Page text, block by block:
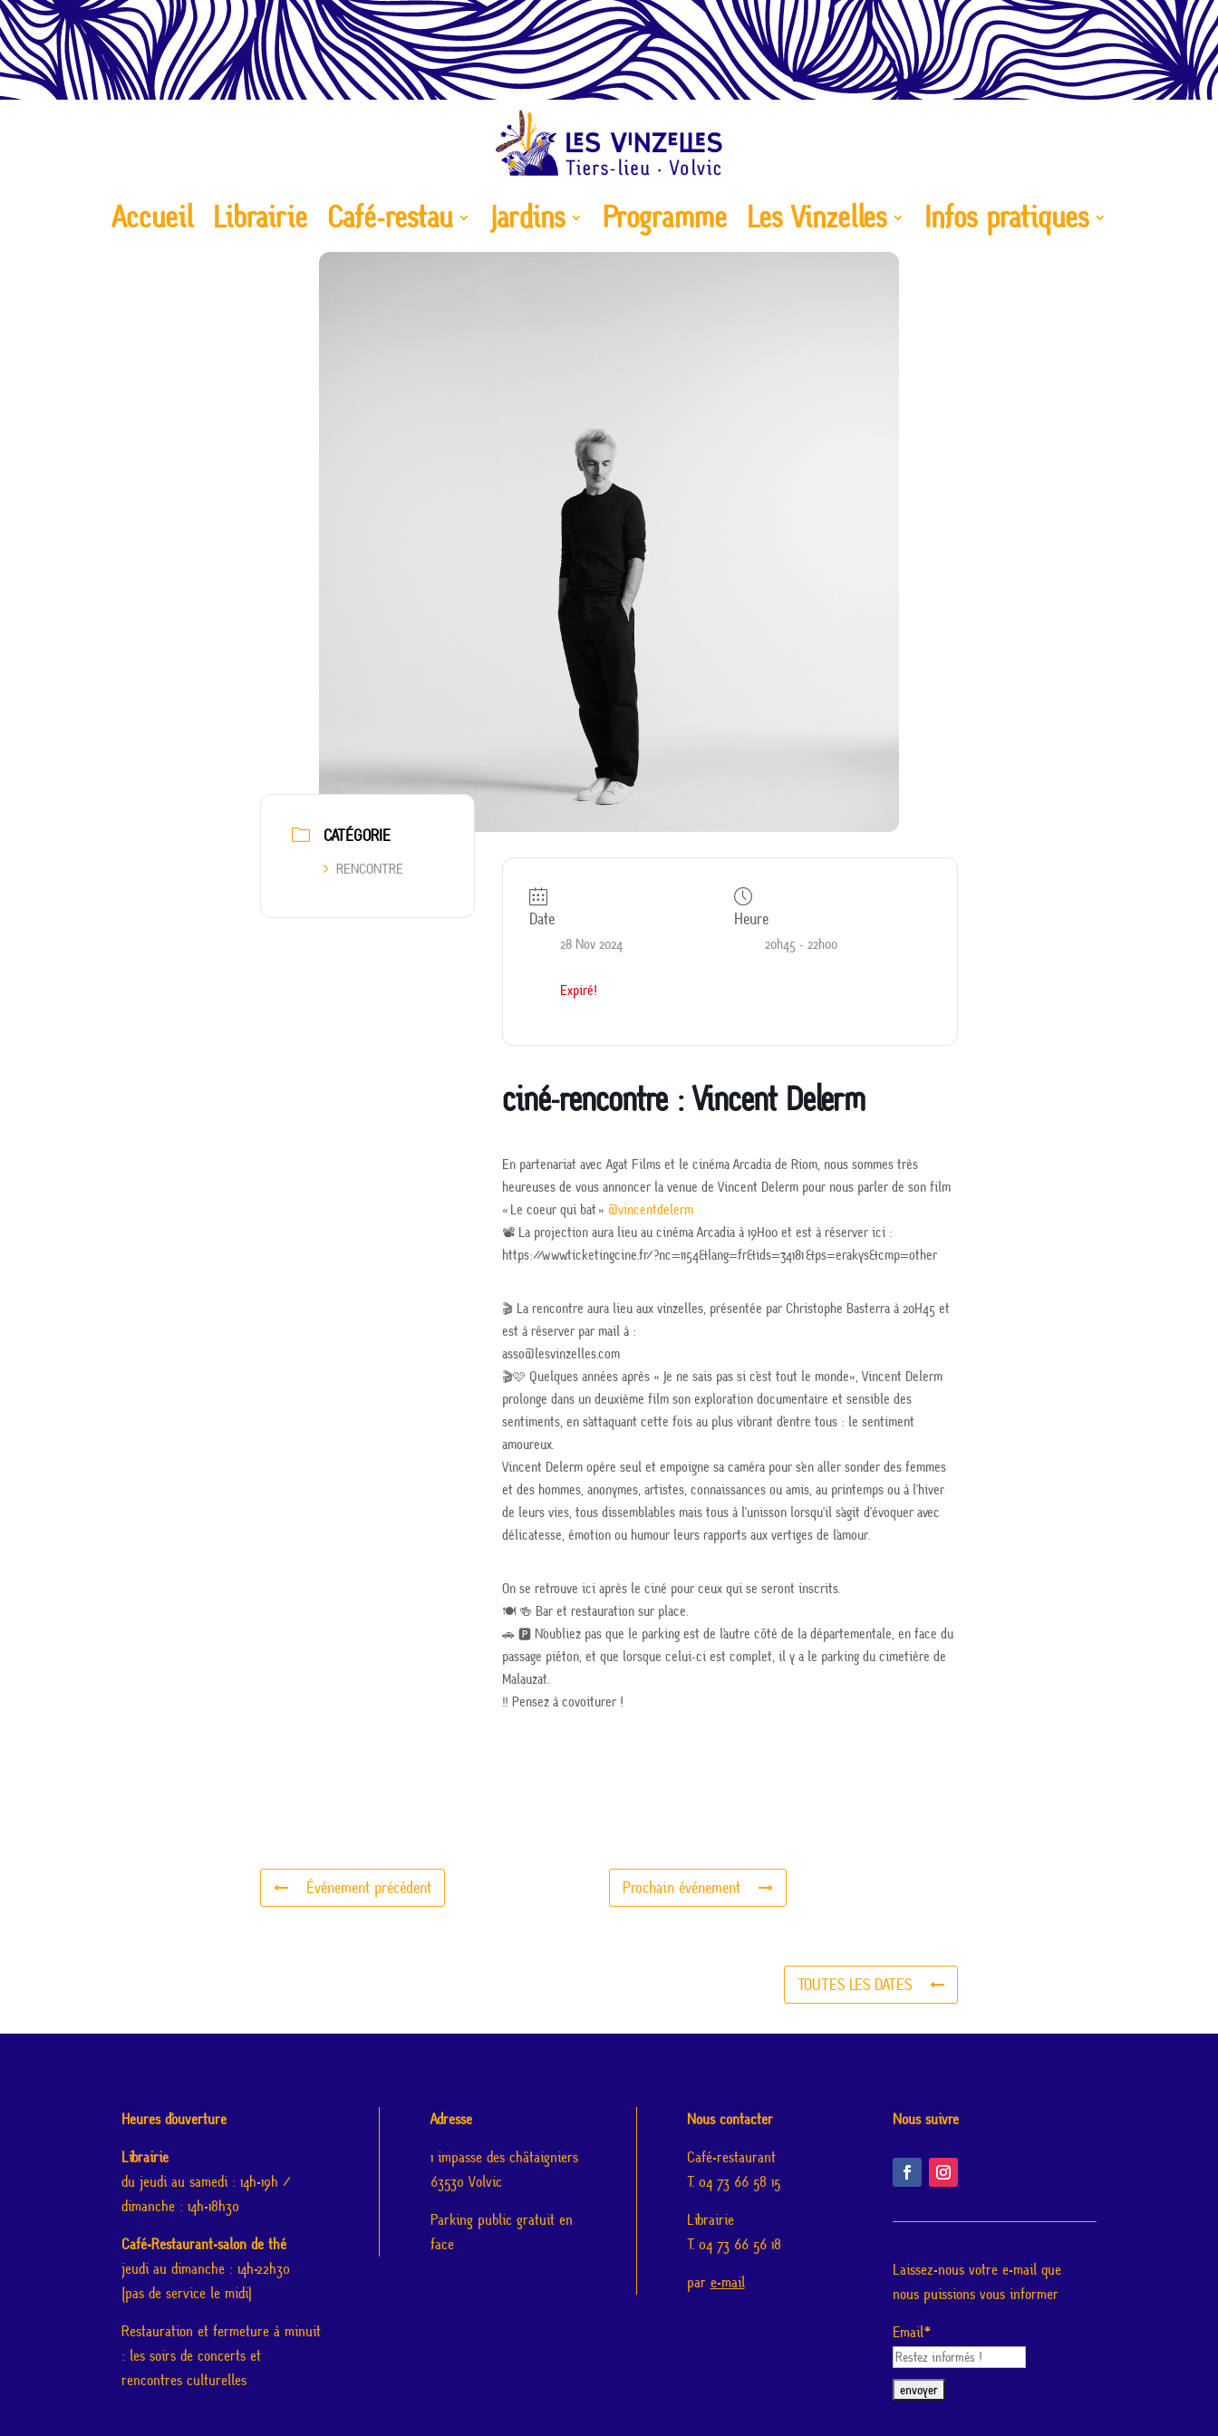
Accueil Librairie Café-restau Jardins Programme Les Vinzelles Infos pratiques
CATÉGORIE
RENCONTRE
Date
28 Nov 2024
Expiré!
Heure
20h45 - 22h00
ciné-rencontre : Vincent Delerm
En partenariat avec Agat Films et le cinéma Arcadia de Riom, nous sommes très
heureuses de vous annoncer la venue de Vincent Delerm pour nous parler de son film
« Le coeur qui bat » @vincentdelerm
📽 La projection aura lieu au cinéma Arcadia à 19H00 et est à réserver ici :
https://www.ticketingcine.fr/?nc=1154&lang=fr&ids=34181&ps=erakys&cmp=other
🎬 La rencontre aura lieu aux vinzelles, présentée par Christophe Basterra à 20H45 et
est à réserver par mail à :
asso@lesvinzelles.com
🎬🩷 Quelques années après « Je ne sais pas si c’est tout le monde», Vincent Delerm
prolonge dans un deuxième film son exploration documentaire et sensible des
sentiments, en s’attaquant cette fois au plus vibrant d’entre tous : le sentiment
amoureux.
Vincent Delerm opère seul et empoigne sa caméra pour s’en aller sonder des femmes
et des hommes, anonymes, artistes, connaissances ou amis, au printemps ou à l’hiver
de leurs vies, tous dissemblables mais tous à l’unisson lorsqu’il s’agit d’évoquer avec
délicatesse, émotion ou humour leurs rapports aux vertiges de l’amour.
On se retrouve ici après le ciné pour ceux qui se seront inscrits.
🍽️ 🍻 Bar et restauration sur place.
🚗 🅿️ N’oubliez pas que le parking est de l’autre côté de la départementale, en face du
passage piéton, et que lorsque celui-ci est complet, il y a le parking du cimetière de
Malauzat.
‼️ Pensez à covoiturer !
Événement précédent Prochain événement
TOUTES LES DATES
Heures d’ouverture
Librairie
du jeudi au samedi : 14h-19h /
dimanche : 14h-18h30
Café-Restaurant-salon de thé
jeudi au dimanche : 14h-22h30
(pas de service le midi)
Restauration et fermeture à minuit
: les soirs de concerts et
rencontres culturelles
Adresse
1 impasse des châtaigniers
63530 Volvic
Parking public gratuit en
face
Nous contacter
Café-restaurant
T. 04 73 66 58 15
Librairie
T. 04 73 66 56 18
par e-mail
Nous suivre
Laissez-nous votre e-mail que
nous puissions vous informer
Email*